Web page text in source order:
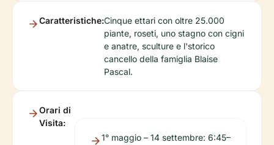
Caratteristiche:Cinque ettari con oltre 25.000
piante, roseti, uno stagno con cigni
e anatre, sculture e l'storico
cancello della famiglia Blaise
Pascal.
Orari di
Visita:
1° maggio – 14 settembre: 6:45–